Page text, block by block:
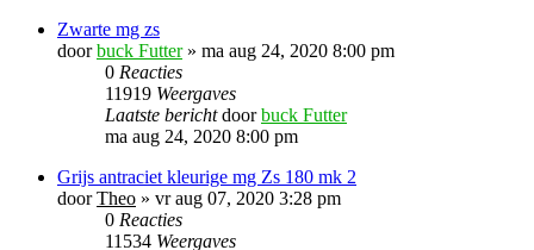
Zwarte mg zs
doorbuck Futter» ma aug 24, 2020 8:00 pm
0 Reacties
11919 Weergaves
Laatste berichtdoorbuck Futter
ma aug 24, 2020 8:00 pm
Grijs antraciet kleurige mg Zs 180 mk 2
doorTheo » vr aug 07, 2020 3:28 pm
0 Reacties
11534 Weergaves